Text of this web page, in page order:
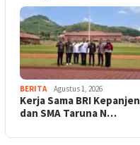
BERITA Agustus 1, 2026
Kerja Sama BRI Kepanjen
dan SMA Taruna N…